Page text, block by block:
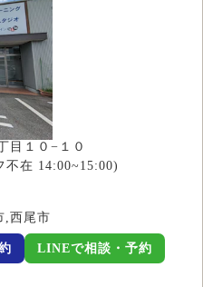
目１０−１０
不在 14:00~15:00)
,西尾市
LINEで相談・予約